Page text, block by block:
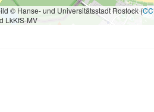
© Hanse- und Universitätsstadt Rostock (CC
LkKfS-MV